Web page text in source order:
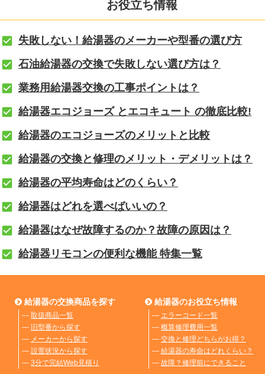
お役立ち情報
失敗しない！給湯器のメーカーや型番の選び方
石油給湯器の交換で失敗しない選び方は？
業務用給湯器交換の工事ポイントは？
給湯器エコジョーズ とエコキュート の徹底比較!
給湯器のエコジョーズのメリットと比較
給湯器の交換と修理のメリット・デメリットは？
給湯器の平均寿命はどのくらい？
給湯器はどれを選べばいいの？
給湯器はなぜ故障するのか？故障の原因は？
給湯器リモコンの便利な機能 特集一覧
給湯器の交換商品を探す
― 取扱商品一覧
― 旧型番から探す
― メーカーから探す
― 設置状況から探す
― 3分で完結Web見積り
給湯器のお役立ち情報
― エラーコード一覧
― 概算修理費用一覧
― 交換と修理どちらがお得？
― 給湯器の寿命はどれくらい？
― 故障？修理前にできること